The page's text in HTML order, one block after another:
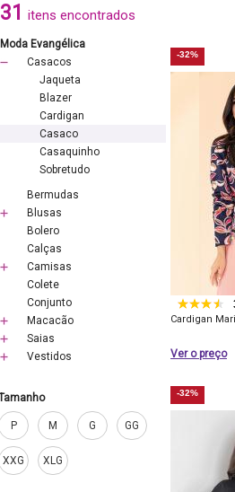
31 itens encontrados
Moda Evangélica
Casacos
Jaqueta
Blazer
Cardigan
Casaco
Casaquinho
Sobretudo
Bermudas
Blusas
Bolero
Calças
Camisas
Colete
Conjunto
Macacão
Saias
Vestidos
P M G GG
XXG XLG
-32%
Cardigan
Ver o preço
-32%